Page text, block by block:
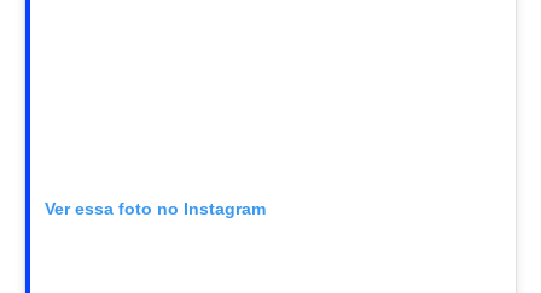
Ver essa foto no Instagram